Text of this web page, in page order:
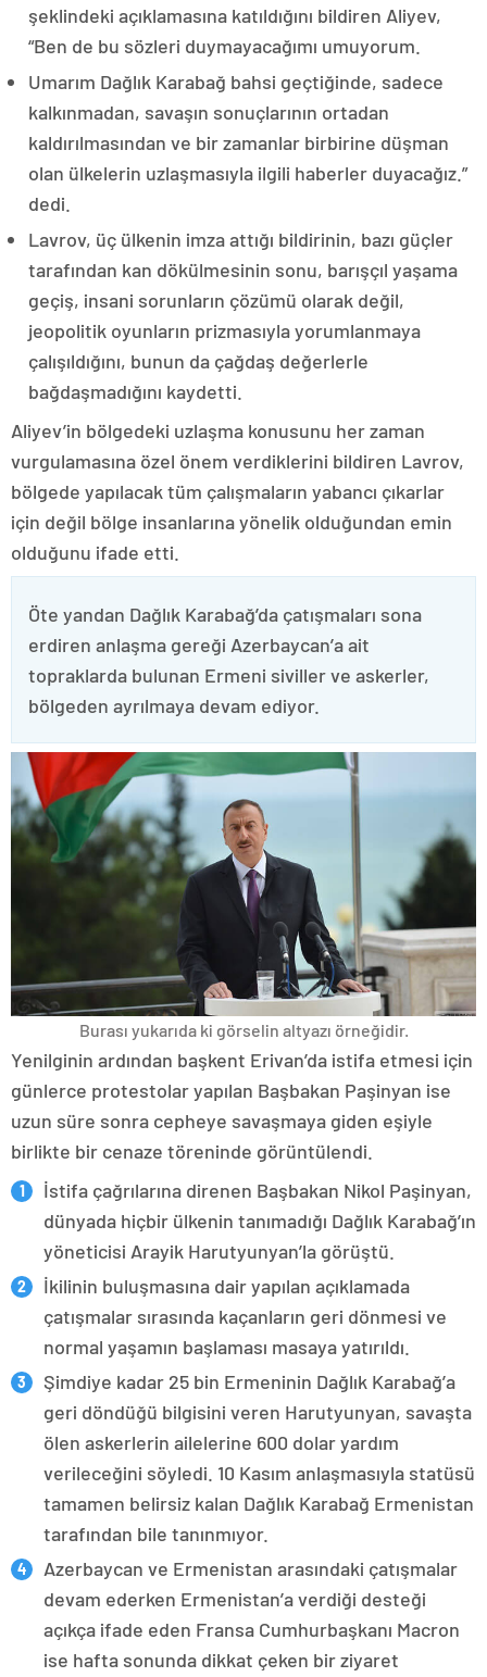
şeklindeki açıklamasına katıldığını bildiren Aliyev,
“Ben de bu sözleri duymayacağımı umuyorum.
Umarım Dağlık Karabağ bahsi geçtiğinde, sadece
kalkınmadan, savaşın sonuçlarının ortadan
kaldırılmasından ve bir zamanlar birbirine düşman
olan ülkelerin uzlaşmasıyla ilgili haberler duyacağız.”
dedi.
Lavrov, üç ülkenin imza attığı bildirinin, bazı güçler
tarafından kan dökülmesinin sonu, barışçıl yaşama
geçiş, insani sorunların çözümü olarak değil,
jeopolitik oyunların prizmasıyla yorumlanmaya
çalışıldığını, bunun da çağdaş değerlerle
bağdaşmadığını kaydetti.
Aliyev’in bölgedeki uzlaşma konusunu her zaman
vurgulamasına özel önem verdiklerini bildiren Lavrov,
bölgede yapılacak tüm çalışmaların yabancı çıkarlar
için değil bölge insanlarına yönelik olduğundan emin
olduğunu ifade etti.
Öte yandan Dağlık Karabağ’da çatışmaları sona
erdiren anlaşma gereği Azerbaycan’a ait
topraklarda bulunan Ermeni siviller ve askerler,
bölgeden ayrılmaya devam ediyor.
Burası yukarıda ki görselin altyazı örneğidir.
Yenilginin ardından başkent Erivan’da istifa etmesi için
günlerce protestolar yapılan Başbakan Paşinyan ise
uzun süre sonra cepheye savaşmaya giden eşiyle
birlikte bir cenaze töreninde görüntülendi.
İstifa çağrılarına direnen Başbakan Nikol Paşinyan,
dünyada hiçbir ülkenin tanımadığı Dağlık Karabağ’ın
yöneticisi Arayik Harutyunyan’la görüştü.
İkilinin buluşmasına dair yapılan açıklamada
çatışmalar sırasında kaçanların geri dönmesi ve
normal yaşamın başlaması masaya yatırıldı.
Şimdiye kadar 25 bin Ermeninin Dağlık Karabağ’a
geri döndüğü bilgisini veren Harutyunyan, savaşta
ölen askerlerin ailelerine 600 dolar yardım
verileceğini söyledi. 10 Kasım anlaşmasıyla statüsü
tamamen belirsiz kalan Dağlık Karabağ Ermenistan
tarafından bile tanınmıyor.
Azerbaycan ve Ermenistan arasındaki çatışmalar
devam ederken Ermenistan’a verdiği desteği
açıkça ifade eden Fransa Cumhurbaşkanı Macron
ise hafta sonunda dikkat çeken bir ziyaret